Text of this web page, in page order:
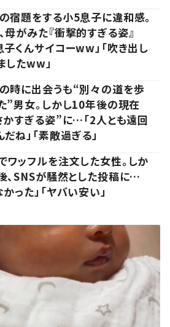
宿題をする小5息子に違和感。
がみた『衝撃的すぎる姿』
くんサイコーww」「吹き出し
したww」
時に出会うも“別々の道を歩
”男女。しかし10年後の現在
すぎる姿”に…「2人とも遠回
だね」「素敵過ぎる」
ワッフルを注文した女性。しか
、SNSが騒然とした投稿に…
かった」「ヤバい安い」